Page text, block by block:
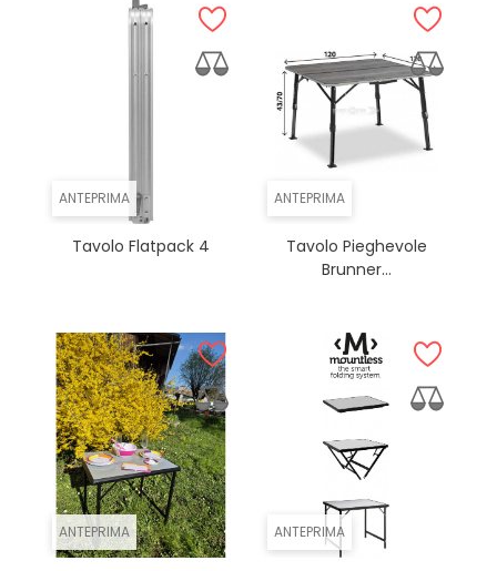
ANTEPRIMA
Tavolo Flatpack 4
ANTEPRIMA
Tavolo Pieghevole
Brunner...
ANTEPRIMA ANTEPRIMA